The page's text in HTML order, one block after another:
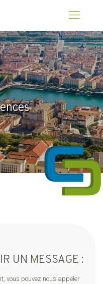
UN MESSAGE :
vous pouvez nous appeler